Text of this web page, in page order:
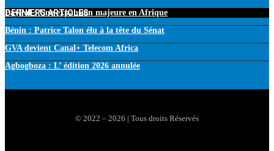
DERNIERS ARTICLES
PayPal : Une expansion majeure en Afrique
Bénin : Patrice Talon élu à la tête du Sénat
GVA devient Canal+ Telecom Africa
Agbogboza : L’ édition 2026 annulée
© 2022 – 2026 | Tous droits Réservés